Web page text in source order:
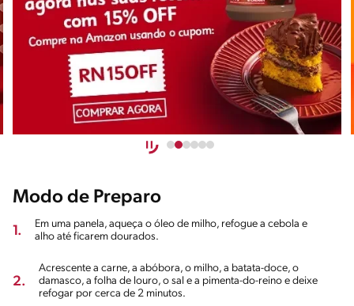
Modo de Preparo
1.
Em uma panela, aqueça o óleo de milho, refogue a cebola e
alho até ficarem dourados.
2.
Acrescente a carne, a abóbora, o milho, a batata-doce, o
damasco, a folha de louro, o sal e a pimenta-do-reino e deixe
refogar por cerca de 2 minutos.